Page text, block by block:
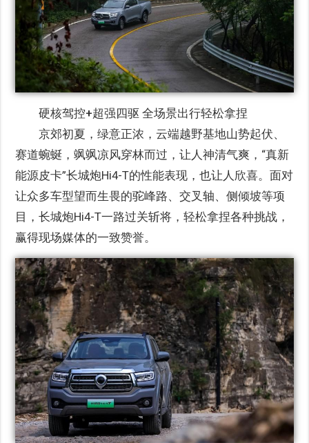
硬核驾控+超强四驱 全场景出行轻松拿捏
京郊初夏，绿意正浓，云端越野基地山势起伏、
赛道蜿蜒，飒飒凉风穿林而过，让人神清气爽，“真新
能源皮卡”长城炮Hi4-T的性能表现，也让人欣喜。面对
让众多车型望而生畏的驼峰路、交叉轴、侧倾坡等项
目，长城炮Hi4-T一路过关斩将，轻松拿捏各种挑战，
赢得现场媒体的一致赞誉。